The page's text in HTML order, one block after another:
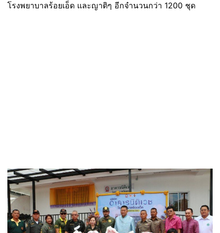
โรงพยาบาลร้อยเอ็ด และญาติๆ อีกจำนวนกว่า 1200 ชุด